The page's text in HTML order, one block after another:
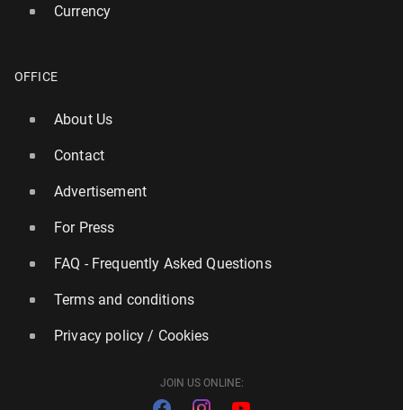
Currency
OFFICE
About Us
Contact
Advertisement
For Press
FAQ - Frequently Asked Questions
Terms and conditions
Privacy policy / Cookies
JOIN US ONLINE: